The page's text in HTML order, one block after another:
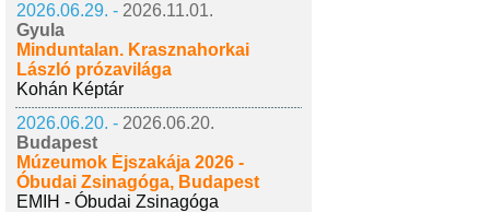
2026.06.29. - 2026.11.01.
Gyula
Minduntalan. Krasznahorkai
László prózavilága
Kohán Képtár
2026.06.20. - 2026.06.20.
Budapest
Múzeumok Éjszakája 2026 -
Óbudai Zsinagóga, Budapest
EMIH - Óbudai Zsinagóga